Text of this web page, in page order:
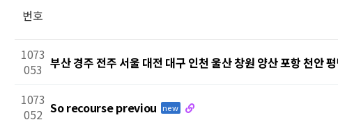
번호
1073
053 부산 경주 전주 서울 대전 대구 인천 울산 창원 양산 포항 천안
1073
052 So recourse previou new